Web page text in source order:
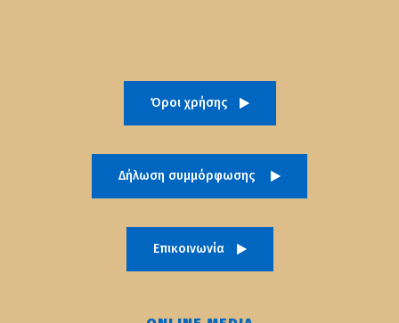
Όροι χρήσης
Δήλωση συμμόρφωσης
Επικοινωνία